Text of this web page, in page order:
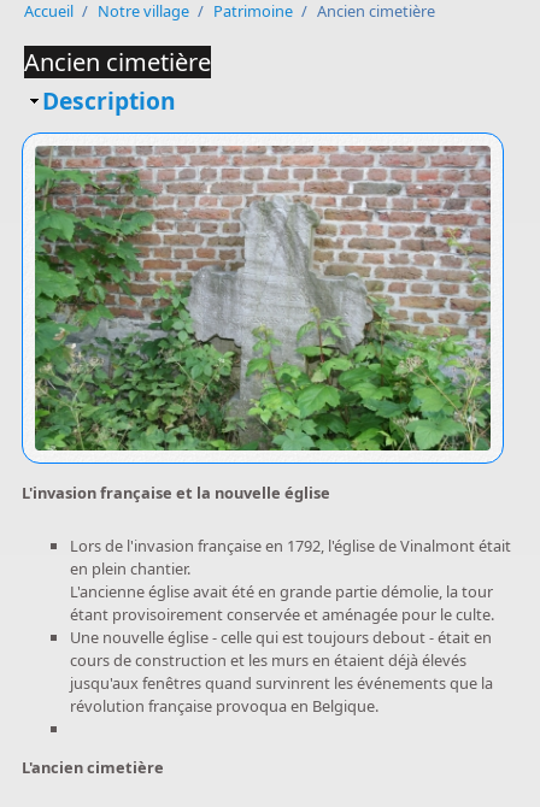
Accueil / Notre village / Patrimoine / Ancien cimetière
Ancien cimetière
Masquer
Description
L'invasion française et la nouvelle église
Lors de l'invasion française en 1792, l'église de Vinalmont était
en plein chantier.
L'ancienne église avait été en grande partie démolie, la tour
étant provisoirement conservée et aménagée pour le culte.
Une nouvelle église - celle qui est toujours debout - était en
cours de construction et les murs en étaient déjà élevés
jusqu'aux fenêtres quand survinrent les événements que la
révolution française provoqua en Belgique.
L'ancien cimetière